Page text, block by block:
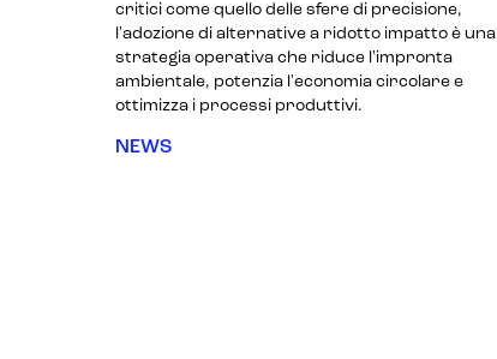
critici come quello delle sfere di precisione,
l'adozione di alternative a ridotto impatto è una
strategia operativa che riduce l'impronta
ambientale, potenzia l'economia circolare e
ottimizza i processi produttivi.
NEWS